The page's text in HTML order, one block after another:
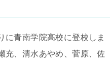
に青南学院高校に登校しま
充、清水あやめ、菅原、佐